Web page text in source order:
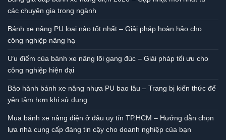
các chuyên gia trong ngành
Bánh xe nâng PU loại nào tốt nhất – Giải pháp hoàn hảo cho
công nghiệp nâng hạ
Ưu điểm của bánh xe nâng lõi gang đúc – Giải pháp tối ưu cho
công nghiệp hiện đại
Bảo hành bánh xe nâng nhựa PU bao lâu – Trang bị kiến thức để
yên tâm hơn khi sử dụng
Mua bánh xe nâng điện ở đâu uy tín TP.HCM – Hướng dẫn chọn
lựa nhà cung cấp đáng tin cậy cho doanh nghiệp của bạn